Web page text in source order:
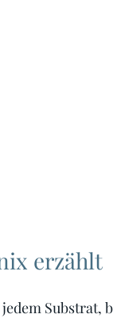
erzählt
Substrat,